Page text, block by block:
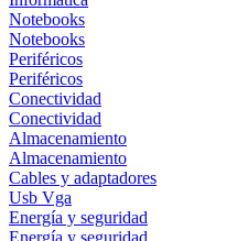
Notebooks
Notebooks
Periféricos
Periféricos
Conectividad
Conectividad
Almacenamiento
Almacenamiento
Cables y adaptadores
Usb Vga
Energía y seguridad
Energía y seguridad